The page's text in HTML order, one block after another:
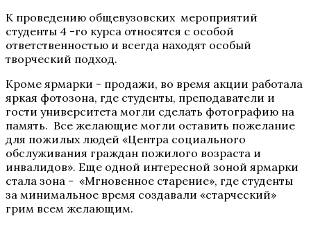
К проведению общевузовских мероприятий
студенты 4 -го курса относятся с особой
ответственностью и всегда находят особый
творческий подход.
Кроме ярмарки - продажи, во время акции работала
яркая фотозона, где студенты, преподаватели и
гости университета могли сделать фотографию на
память. Все желающие могли оставить пожелание
для пожилых людей «Центра социального
обслуживания граждан пожилого возраста и
инвалидов». Еще одной интересной зоной ярмарки
стала зона - «Мгновенное старение», где студенты
за минимальное время создавали «старческий»
грим всем желающим.